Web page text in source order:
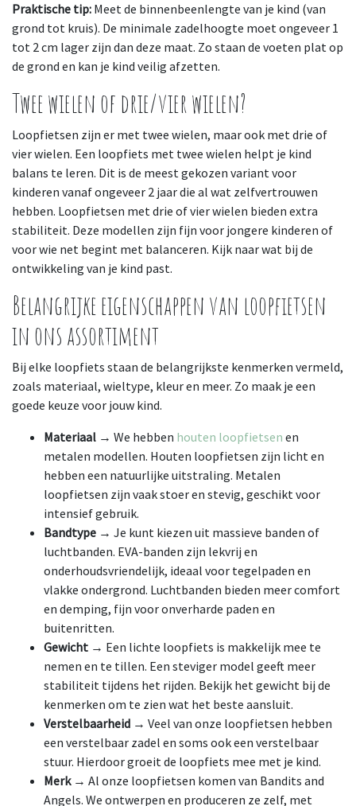
Praktische tip: Meet de binnenbeenlengte van je kind (van
grond tot kruis). De minimale zadelhoogte moet ongeveer 1
tot 2 cm lager zijn dan deze maat. Zo staan de voeten plat op
de grond en kan je kind veilig afzetten.
Twee wielen of drie/vier wielen?
Loopfietsen zijn er met twee wielen, maar ook met drie of
vier wielen. Een loopfiets met twee wielen helpt je kind
balans te leren. Dit is de meest gekozen variant voor
kinderen vanaf ongeveer 2 jaar die al wat zelfvertrouwen
hebben. Loopfietsen met drie of vier wielen bieden extra
stabiliteit. Deze modellen zijn fijn voor jongere kinderen of
voor wie net begint met balanceren. Kijk naar wat bij de
ontwikkeling van je kind past.
Belangrijke eigenschappen van loopfietsen
in ons assortiment
Bij elke loopfiets staan de belangrijkste kenmerken vermeld,
zoals materiaal, wieltype, kleur en meer. Zo maak je een
goede keuze voor jouw kind.
Materiaal → We hebben houten loopfietsen en
metalen modellen. Houten loopfietsen zijn licht en
hebben een natuurlijke uitstraling. Metalen
loopfietsen zijn vaak stoer en stevig, geschikt voor
intensief gebruik.
Bandtype → Je kunt kiezen uit massieve banden of
luchtbanden. EVA-banden zijn lekvrij en
onderhoudsvriendelijk, ideaal voor tegelpaden en
vlakke ondergrond. Luchtbanden bieden meer comfort
en demping, fijn voor onverharde paden en
buitenritten.
Gewicht → Een lichte loopfiets is makkelijk mee te
nemen en te tillen. Een steviger model geeft meer
stabiliteit tijdens het rijden. Bekijk het gewicht bij de
kenmerken om te zien wat het beste aansluit.
Verstelbaarheid → Veel van onze loopfietsen hebben
een verstelbaar zadel en soms ook een verstelbaar
stuur. Hierdoor groeit de loopfiets mee met je kind.
Merk→ Al onze loopfietsen komen van Bandits and
Angels. We ontwerpen en produceren ze zelf, met